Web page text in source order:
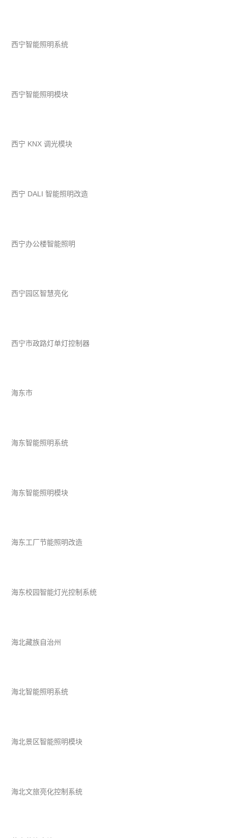
西宁智能照明系统
西宁智能照明模块
西宁 KNX 调光模块
西宁 DALI 智能照明改造
西宁办公楼智能照明
西宁园区智慧亮化
西宁市政路灯单灯控制器
海东市
海东智能照明系统
海东智能照明模块
海东工厂节能照明改造
海东校园智能灯光控制系统
海北藏族自治州
海北智能照明系统
海北景区智能照明模块
海北文旅亮化控制系统